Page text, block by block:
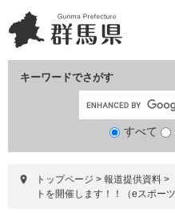
ー
ジ
ニ
ュ
て
キーワードでさがす
すべて
トップページ > 報道提供資料 >
トを開催します！！（eスポー